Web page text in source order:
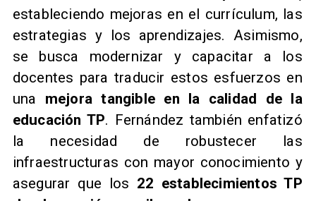
estableciendo mejoras en el currículum, las
estrategias y los aprendizajes. Asimismo,
se busca modernizar y capacitar a los
docentes para traducir estos esfuerzos en
una mejora tangible en la calidad de la
educación TP. Fernández también enfatizó
la necesidad de robustecer las
infraestructuras con mayor conocimiento y
asegurar que los 22 establecimientos TP